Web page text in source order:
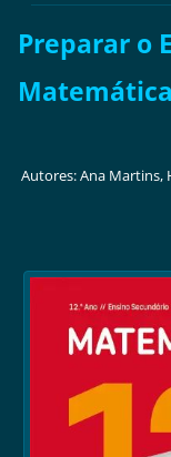
Preparar o
Autores: Ana Martins,